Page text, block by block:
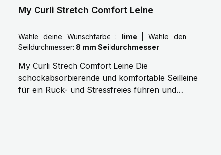
My Curli Stretch Comfort Leine
Wähle deine Wunschfarbe : lime
Seildurchmesser: 8 mm Seildurchmesser
My Curli Strech Comfort Leine Die
schockabsorbierende und komfortable Seilleine
für ein Ruck- und Stressfreies führen und